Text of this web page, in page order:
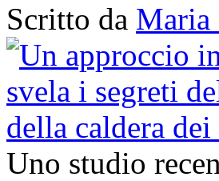
Scritto da Maria
Uno studio